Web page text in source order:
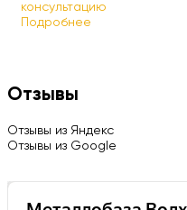
консультацию
Подробнее
Отзывы
Отзывы из Яндекс
Отзывы из Google